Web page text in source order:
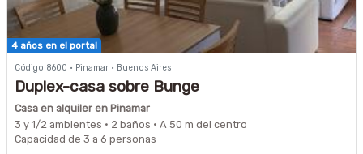
4 años en el portal
Código 8600 · Pinamar · Buenos Aires
Duplex-casa sobre Bunge
Casa en alquiler en Pinamar
3 y 1/2 ambientes · 2 baños · A 50 m del centro
Capacidad de 3 a 6 personas